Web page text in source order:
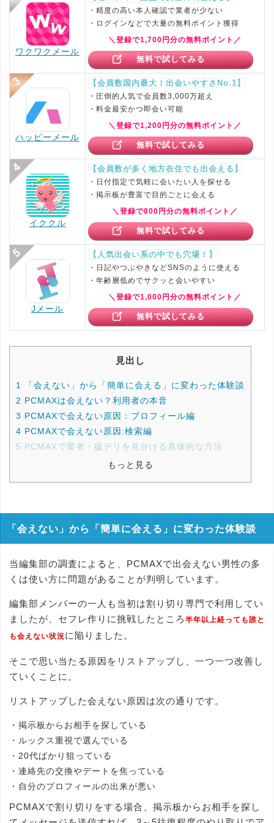
ワクワクメール
・精度の高い本人確認で業者が少ない
・ログインなどで大量の無料ポイント獲得
＼登録で1,700円分の無料ポイント／
無料で試してみる
ハッピーメール
【会員数国内最大！出会いやすさNo.1】
・圧倒的人気で会員数3,000万超え
・料金最安かつ即会い可能
＼登録で1,200円分の無料ポイント／
無料で試してみる
イククル
【会員数が多く地方在住でも出会える】
・日付指定で気軽に会いたい人を探せる
・掲示板が豊富で目的ごとに会える
＼登録で800円分の無料ポイント／
無料で試してみる
Jメール
【人気出会い系の中でも穴場！】
・日記やつぶやきなどSNSのように使える
・年齢層低めでサクッと会いやすい
＼登録で1,000円分の無料ポイント／
無料で試してみる
見出し
1
「会えない」から「簡単に会える」に変わった体験談
2 PCMAXは会えない？利用者の本音
3 PCMAXで会えない原因：プロフィール編
4 PCMAXで会えない原因:検索編
5 PCMAXで業者・援デリを見分ける具体的な方法
もっと見る
「会えない」から「簡単に会える」に変わった体験談
当編集部の調査によると、PCMAXで出会えない男性の多
くは使い方に問題があることが判明しています。
編集部メンバーの一人も当初は割り切り専門で利用してい
ましたが、セフレ作りに挑戦したところ 半年以上経っても誰と
も会えない状況に陥りました。
そこで思い当たる原因をリストアップし、一つ一つ改善し
ていくことに。
リストアップした会えない原因は次の通りです。
・掲示板からお相手を探している
・ルックス重視で選んでいる
・20代ばかり狙っている
・連絡先の交換やデートを焦っている
・自分のプロフィールの出来が悪い
PCMAXで割り切りをする場合、掲示板からお相手を探し